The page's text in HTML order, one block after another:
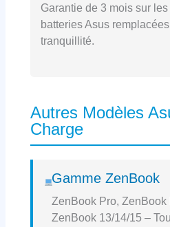
Garantie de 3 mois sur
batteries Asus
tranquillité.
Autres Modèles
Charge
Gamme ZenBook
ZenBook Pro, ZenBook
ZenBook 13/14/15 –